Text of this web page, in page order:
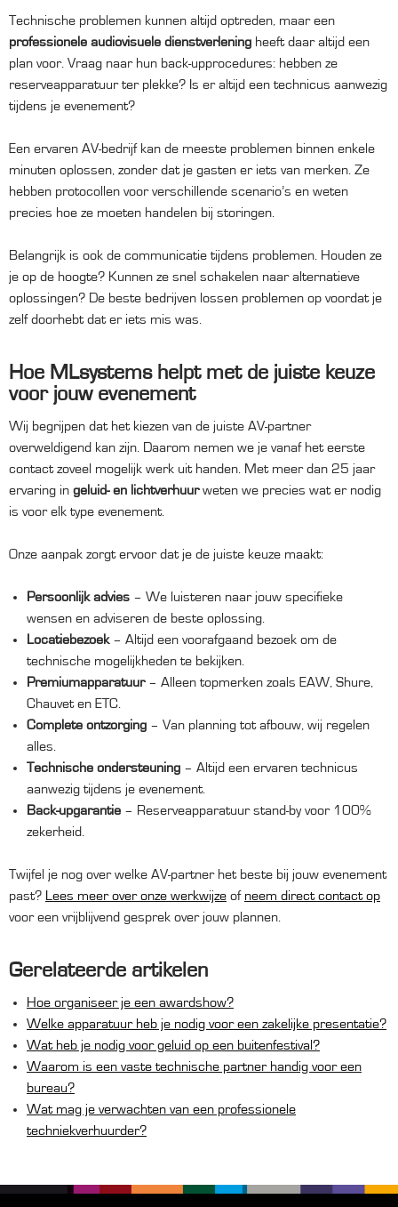
Technische problemen kunnen altijd optreden, maar een
professionele audiovisuele dienstverlening heeft daar altijd een
plan voor. Vraag naar hun back-upprocedures: hebben ze
reserveapparatuur ter plekke? Is er altijd een technicus aanwezig
tijdens je evenement?
Een ervaren AV-bedrijf kan de meeste problemen binnen enkele
minuten oplossen, zonder dat je gasten er iets van merken. Ze
hebben protocollen voor verschillende scenario’s en weten
precies hoe ze moeten handelen bij storingen.
Belangrijk is ook de communicatie tijdens problemen. Houden ze
je op de hoogte? Kunnen ze snel schakelen naar alternatieve
oplossingen? De beste bedrijven lossen problemen op voordat je
zelf doorhebt dat er iets mis was.
Hoe MLsystems helpt met de juiste keuze
voor jouw evenement
Wij begrijpen dat het kiezen van de juiste AV-partner
overweldigend kan zijn. Daarom nemen we je vanaf het eerste
contact zoveel mogelijk werk uit handen. Met meer dan 25 jaar
ervaring in geluid- en lichtverhuurweten we precies wat er nodig
is voor elk type evenement.
Onze aanpak zorgt ervoor dat je de juiste keuze maakt:
Persoonlijk advies – We luisteren naar jouw specifieke
wensen en adviseren de beste oplossing.
Locatiebezoek– Altijd een voorafgaand bezoek om de
technische mogelijkheden te bekijken.
Premiumapparatuur– Alleen topmerken zoals EAW, Shure,
Chauvet en ETC.
Complete ontzorging – Van planning tot afbouw, wij regelen
alles.
Technische ondersteuning – Altijd een ervaren technicus
aanwezig tijdens je evenement.
Back-upgarantie – Reserveapparatuur stand-by voor 100%
zekerheid.
Twijfel je nog over welke AV-partner het beste bij jouw evenement
past?
Lees meer over onze werkwijze of neem direct contact op
voor een vrijblijvend gesprek over jouw plannen.
Gerelateerde artikelen
Hoe organiseer je een awardshow?
Welke apparatuur heb je nodig voor een zakelijke presentatie?
Wat heb je nodig voor geluid op een buitenfestival?
Waarom is een vaste technische partner handig voor een
bureau?
Wat mag je verwachten van een professionele
techniekverhuurder?